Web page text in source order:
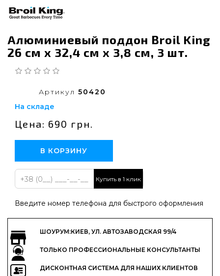
Алюминиевый поддон Broil King
26 см x 32,4 см x 3,8 см, 3 шт.
Артикул 50420
На складе
Цена: 690 грн.
В КОРЗИНУ
Купить в 1 клик
Введите номер телефона для быстрого оформления
ШОУРУМ:КИЕВ, УЛ. АВТОЗАВОДСКАЯ 99/4
ТОЛЬКО ПРОФЕССИОНАЛЬНЫЕ КОНСУЛЬТАНТЫ
ДИСКОНТНАЯ СИСТЕМА ДЛЯ НАШИХ КЛИЕНТОВ